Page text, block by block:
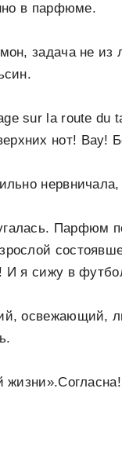
в парфюме.
задача не
sur la route du
нот! Вау!
нервничала,
Парфюм
я сижу в
освежающий,